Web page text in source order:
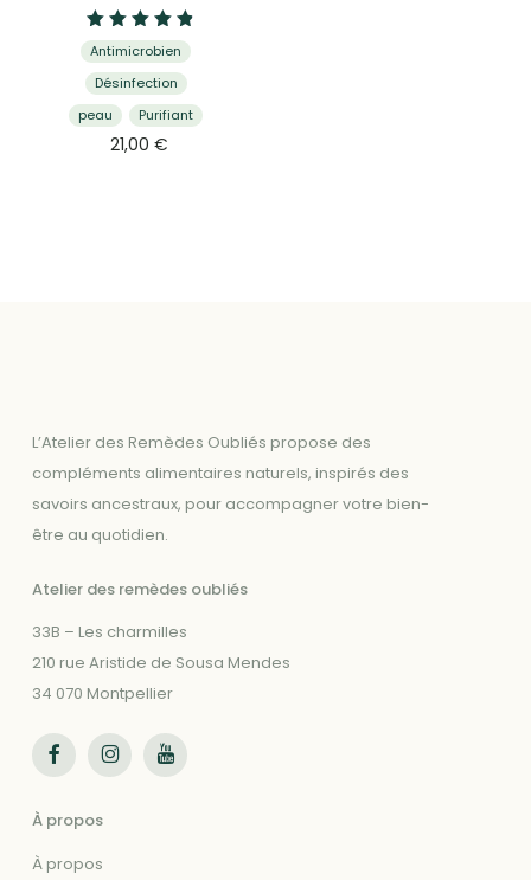
Note
4.94
sur 5
Antimicrobien
Désinfection
peau
Purifiant
21,00€
L’Atelier des Remèdes Oubliés propose des
compléments alimentaires naturels, inspirés des
savoirs ancestraux, pour accompagner votre bien-
être au quotidien.
Atelier des remèdes oubliés
33B – Les charmilles
210 rue Aristide de Sousa Mendes
34 070 Montpellier
Suivez-nous sur FacebookSuivez-nous sur InstagramSuivez-nous sur Youtube
À propos
À propos